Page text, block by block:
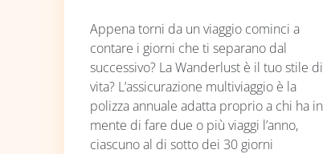
Appena torni da un viaggio cominci a
contare i giorni che ti separano dal
successivo? La Wanderlust è il tuo stile di
vita? L’assicurazione multiviaggio è la
polizza annuale adatta proprio a chi ha in
mente di fare due o più viaggi l’anno,
ciascuno al di sotto dei 30 giorni